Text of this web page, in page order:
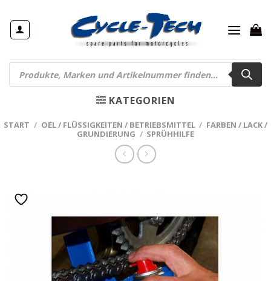
Inhalt
springen
Products
search
KATEGORIEN
START / OEL / FLÜSSIGKEITEN / BETRIEBSMITTEL / FARBEN / LACK /
GRUNDIERUNG / SPRÜHHILFE